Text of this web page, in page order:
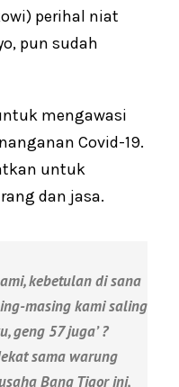
perihal niat
pun sudah
mengawasi
Covid-19.
untuk
dan jasa.
kebetulan di sana
masing kami saling
geng 57 juga’ ?
sama warung
Bang Tigor ini,